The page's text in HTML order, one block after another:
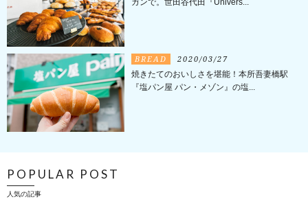
ガンで。世田谷代田『Univers...
BREAD 2020/03/27
焼きたてのおいしさを堪能！本所吾妻橋駅
『塩パン屋 パン・メゾン』の塩...
POPULAR POST
人気の記事